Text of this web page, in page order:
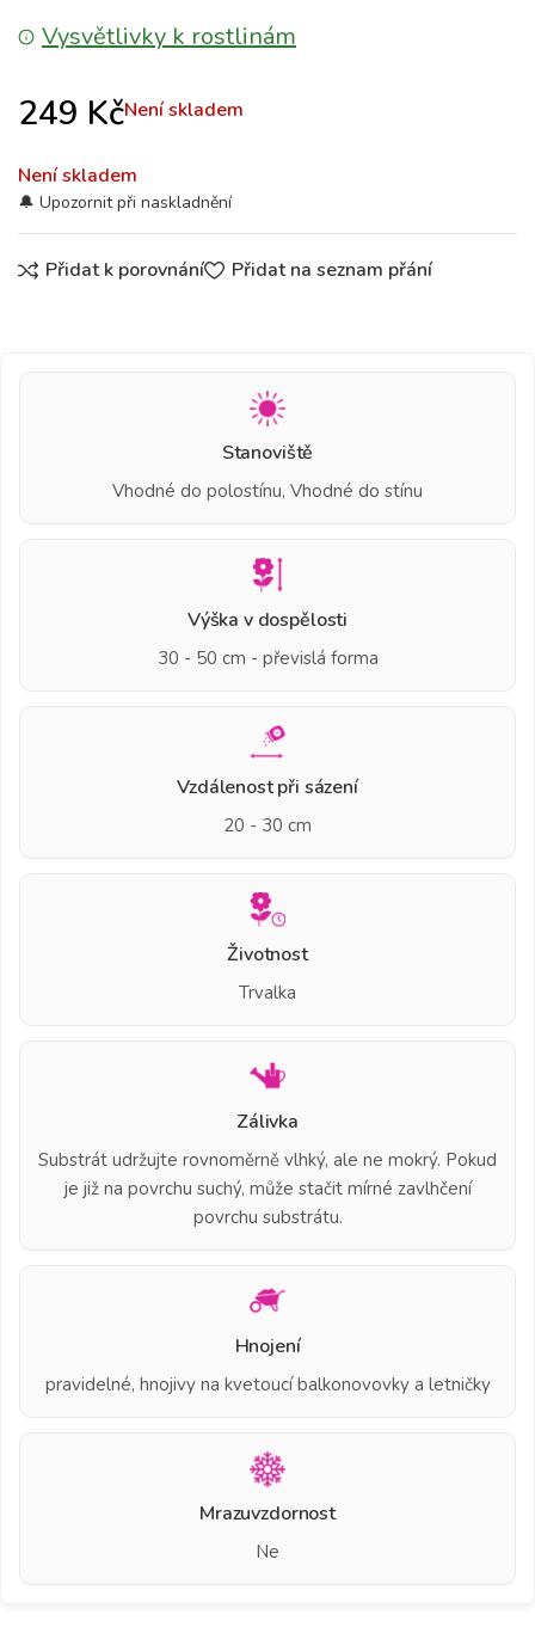
Vysvětlivky k rostlinám
249 KčNení skladem
Není skladem
Přidat k porovnání Přidat na seznam přání
Stanoviště
Vhodné do polostínu, Vhodné do stínu
Výška v dospělosti
30 - 50 cm - převislá forma
Vzdálenost při sázení
20 - 30 cm
Životnost
Trvalka
Zálivka
Substrát udržujte rovnoměrně vlhký, ale ne mokrý. Pokud
je již na povrchu suchý, může stačit mírné zavlhčení
povrchu substrátu.
Hnojení
pravidelné, hnojivy na kvetoucí balkonovovky a letničky
Mrazuvzdornost
Ne